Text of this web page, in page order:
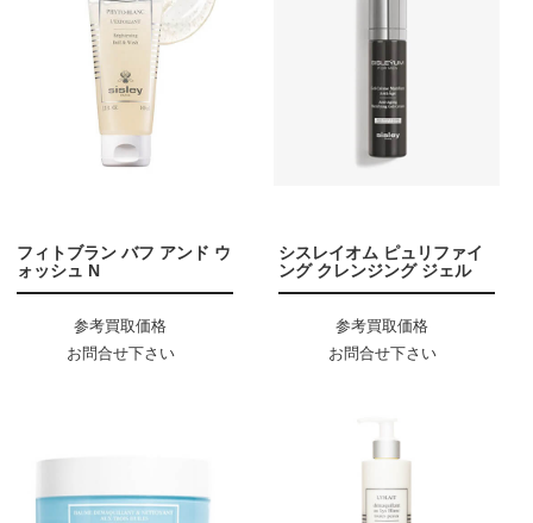
フィトブラン バフ アンド ウ
ォッシュ N
参考買取価格
お問合せ下さい
シスレイオム ピュリファイ
ング クレンジング ジェル
参考買取価格
お問合せ下さい